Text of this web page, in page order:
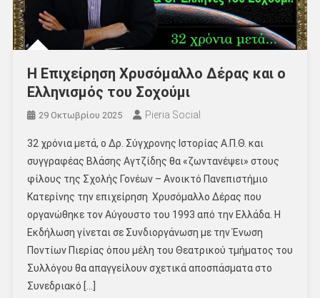
Η Επιχείρηση Χρυσόμαλλο Δέρας και ο
Ελληνισμός του Σοχούμι
29 Οκτωβρίου 2025 Pieria Social
32 χρόνια μετά, ο Δρ. Σύγχρονης Ιστορίας Α.Π.Θ. και
συγγραφέας Βλάσης Αγτζίδης θα «ζωντανέψει» στους
φίλους της Σχολής Γονέων – Ανοικτό Πανεπιστήμιο
Κατερίνης την επιχείρηση Χρυσόμαλλο Δέρας που
οργανώθηκε τον Αύγουστο του 1993 από την Ελλάδα. Η
Εκδήλωση γίνεται σε Συνδιοργάνωση με την Ένωση
Ποντίων Πιερίας όπου μέλη του Θεατρικού τμήματος του
Συλλόγου θα απαγγείλουν σχετικά αποσπάσματα στο
Συνεδριακό […]